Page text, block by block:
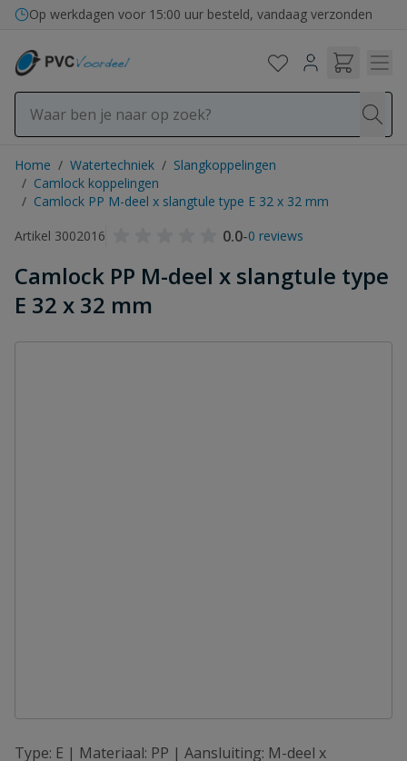
Ga naar de inhoud
Op werkdagen voor 15:00 uur besteld, vandaag verzonden
Home / Watertechniek / Slangkoppelingen
/ Camlock koppelingen
/ Camlock PP M-deel x slangtule type E 32 x 32 mm
Artikel 3002016
0.0-0 reviews
Camlock PP M-deel x slangtule type
E 32 x 32 mm
Type: E | Materiaal: PP | Aansluiting: M-deel x